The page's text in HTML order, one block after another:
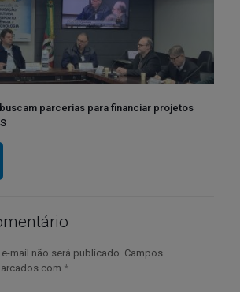
parcerias para financiar projetos
mail não será publicado. Campos
com *